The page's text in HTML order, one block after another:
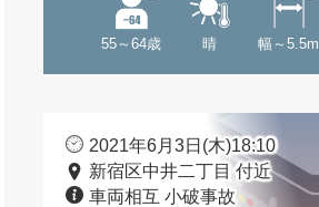
55～64歳 晴 幅～5.5m
2021年6月3日(木)18:10
新宿区中井二丁目 付近
車両相互 小破事故